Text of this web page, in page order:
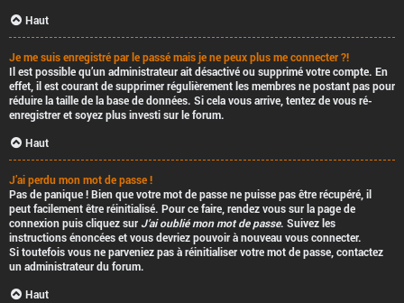
Haut
Je me suis enregistré par le passé mais je ne peux plus me connecter ?!
Il est possible qu’un administrateur ait désactivé ou supprimé votre compte. En
effet, il est courant de supprimer régulièrement les membres ne postant pas pour
réduire la taille de la base de données. Si cela vous arrive, tentez de vous ré-
enregistrer et soyez plus investi sur le forum.
Haut
J’ai perdu mon mot de passe !
Pas de panique ! Bien que votre mot de passe ne puisse pas être récupéré, il
peut facilement être réinitialisé. Pour ce faire, rendez vous sur la page de
connexion puis cliquez sur J’ai oublié mon mot de passe. Suivez les
instructions énoncées et vous devriez pouvoir à nouveau vous connecter.
Si toutefois vous ne parveniez pas à réinitialiser votre mot de passe, contactez
un administrateur du forum.
Haut